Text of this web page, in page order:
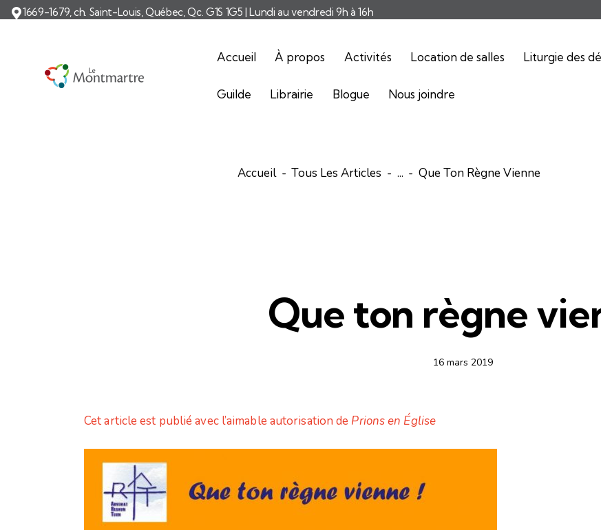
1669-1679, ch. Saint-Louis, Québec, Qc. G1S 1G5 | Lundi au vendredi 9h à 16h
Accueil À propos Activités Location de salles Liturgie des
Guilde Librairie Blogue Nous joindre
Accueil Tous Les Articles ... Que Ton Règne Vienne
Que ton règne
16 mars 2019
Cet article est publié avec l’aimable autorisation de Prions en Église